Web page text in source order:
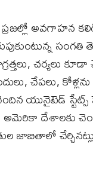
అవగాహన
చర్యలు
చేపలు,
యునైటెడ్
అమెరికా దేశాలకు
జాబితాలో